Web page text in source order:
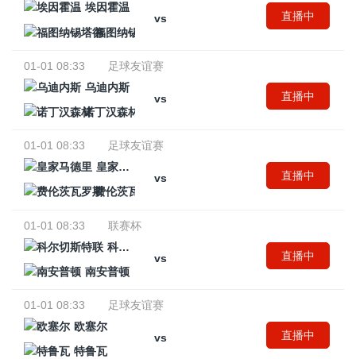
埃因霍温
vs
福图纳锡塔德
直播中
01-01 08:33
足球友谊赛
乌迪内斯
vs
诺丁汉森林
直播中
01-01 08:33
足球友谊赛
皇家马德里
vs
费伦茨瓦罗斯
直播中
01-01 08:33
联赛杯
科尔切斯特联
vs
南安普顿
直播中
01-01 08:33
足球友谊赛
欧塞尔
vs
特鲁瓦
直播中